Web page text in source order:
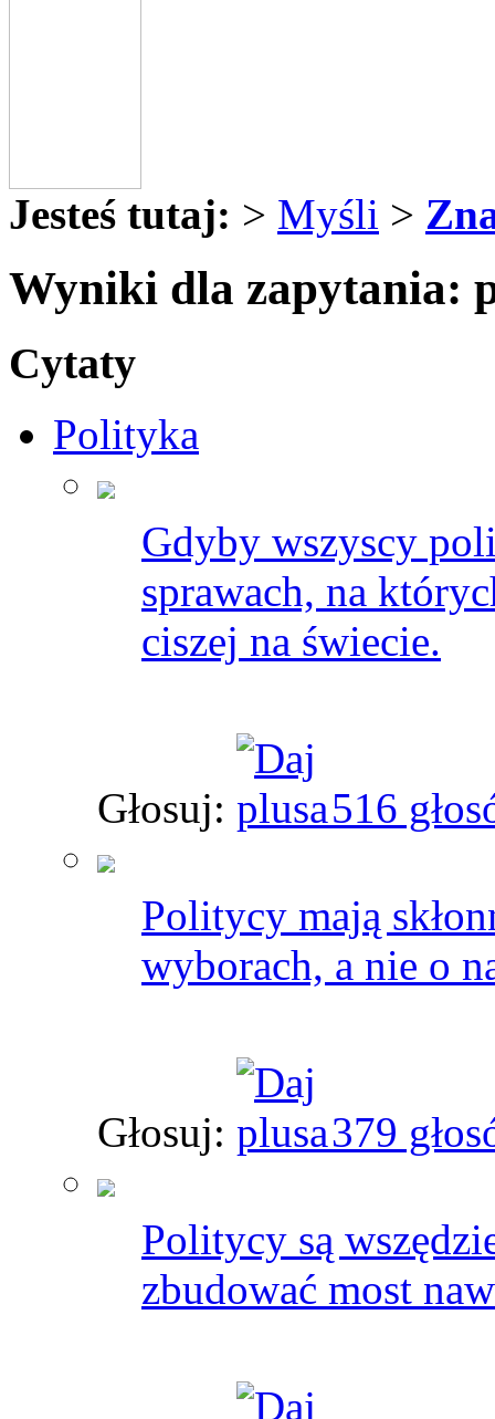
Jesteś tutaj: > Myśli >
Wyniki dla zapytania:
Cytaty
Polityka
Gdyby wszyscy
sprawach, na
ciszej na świecie.
Głosuj: 516
Politycy mają
wyborach, a nie o
Głosuj: 379
Politycy są
zbudować most